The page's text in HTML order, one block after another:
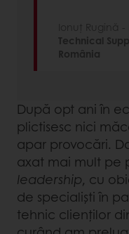
Ionuț Rugină -
Technical
România
După opt ani în
plictisesc nici
apar provocări.
axat mai mult pe
leadership, cu
de specialiști în
tehnic clienților